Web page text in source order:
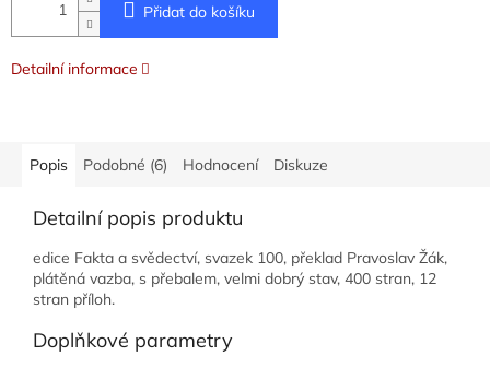
Přidat do košíku
Detailní informace
Popis Podobné (6) Hodnocení Diskuze
Detailní popis produktu
edice Fakta a svědectví, svazek 100, překlad Pravoslav Žák,
plátěná vazba, s přebalem, velmi dobrý stav, 400 stran, 12
stran příloh.
Doplňkové parametry